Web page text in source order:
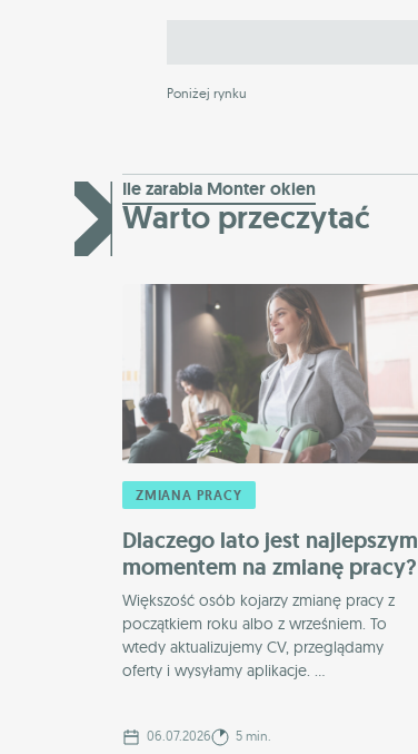
Poniżej rynku
Ile zarabia Monter okien
Warto przeczytać
ZMIANA PRACY
Dlaczego lato jest najlepszym
momentem na zmianę pracy?
Większość osób kojarzy zmianę pracy z
początkiem roku albo z wrześniem. To
wtedy aktualizujemy CV, przeglądamy
oferty i wysyłamy aplikacje. ...
06.07.2026 5 min.